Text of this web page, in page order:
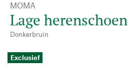
MOMA
Lage herenschoen
Donkerbruin
Exclusief